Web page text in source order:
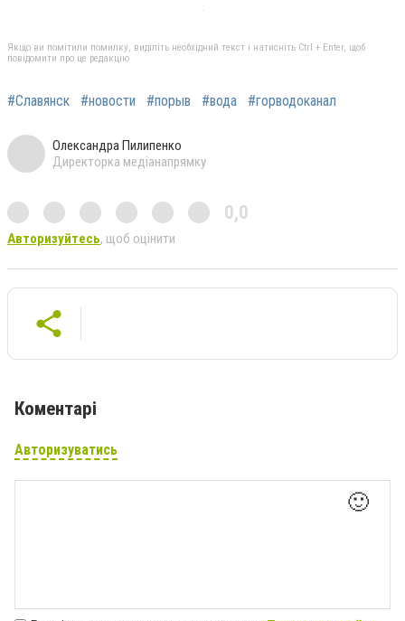
Якщо ви помітили помилку, виділіть необхідний текст і натисніть Ctrl + Enter, щоб
повідомити про це редакцію
#Славянск #новости #порыв #вода #горводоканал
Олександра Пилипенко
Директорка медіанапрямку
0,0
Авторизуйтесь, щоб оцінити
Коментарі
Авторизуватись
🙂